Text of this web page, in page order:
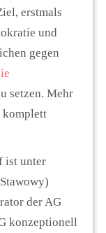
erstmals
und
gegen
setzen. Mehr
komplett
ist unter
der AG
konzeptionell